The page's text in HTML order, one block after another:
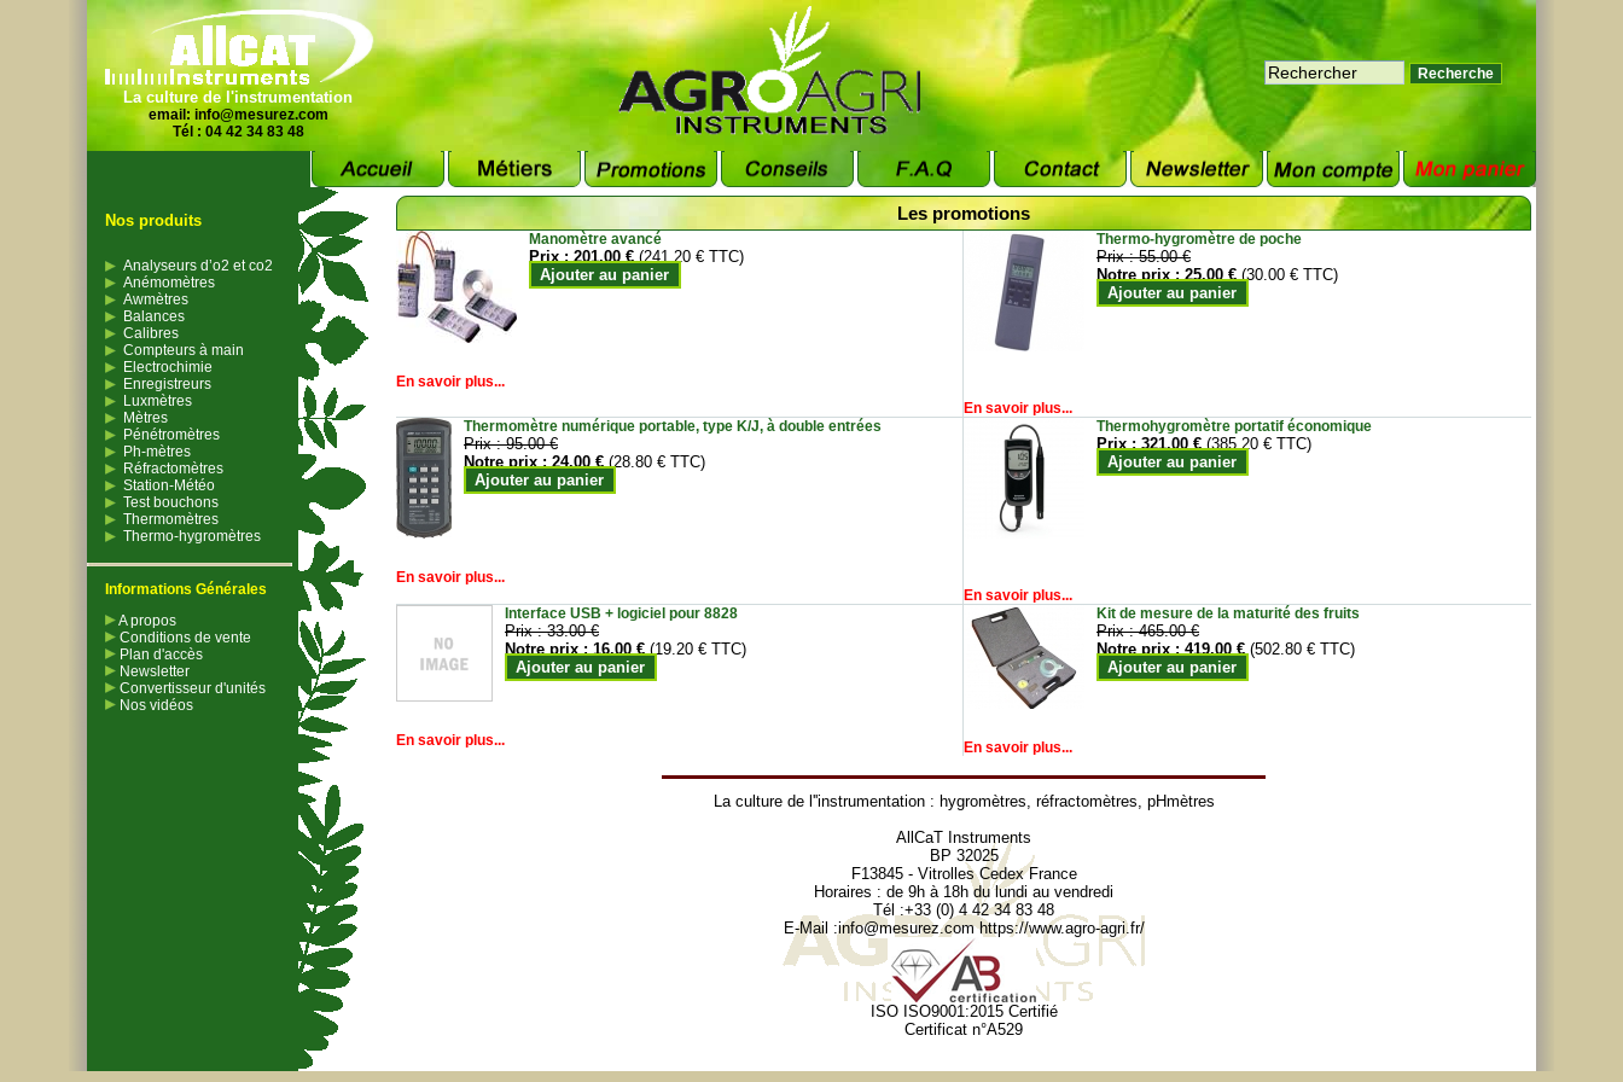
La culture de l'instrumentation
email: info@mesurez.com
Tél : 04 42 34 83 48
Nos produits
Analyseurs d’o2 et co2
Anémomètres
Awmètres
Balances
Calibres
Compteurs à main
Electrochimie
Enregistreurs
Luxmètres
Mètres
Pénétromètres
Ph-mètres
Réfractomètres
Station-Météo
Test bouchons
Thermomètres
Thermo-hygromètres
Informations Générales
A propos
Conditions de vente
Plan d'accès
Newsletter
Convertisseur d'unités
Nos vidéos
Les promotions
Manomètre avancé
Prix :201.00 € (241.20 € TTC)
Ajouter au panier
En savoir plus...
Thermo-hygromètre de poche
Prix :55.00 €
Notre prix :25.00 € (30.00 € TTC)
Ajouter au panier
En savoir plus...
Thermomètre numérique portable, type K/J, à double entrées
Prix :95.00 €
Notre prix :24.00 € (28.80 € TTC)
Ajouter au panier
En savoir plus...
Thermohygromètre portatif économique
Prix :321.00 € (385.20 € TTC)
Ajouter au panier
En savoir plus...
Interface USB + logiciel pour 8828
Prix :33.00 €
Notre prix :16.00 € (19.20 € TTC)
Ajouter au panier
En savoir plus...
Kit de mesure de la maturité des fruits
Prix :465.00 €
Notre prix :419.00 € (502.80 € TTC)
Ajouter au panier
En savoir plus...
La culture de l''instrumentation : hygromètres, réfractomètres, pHmètres
AllCaT Instruments
BP 32025
F13845 - Vitrolles Cedex France
Horaires : de 9h à 18h du lundi au vendredi
Tél :+33 (0) 4 42 34 83 48
E-Mail :info@mesurez.com https://www.agro-agri.fr/
ISO ISO9001:2015 Certifié
Certificat n°A529